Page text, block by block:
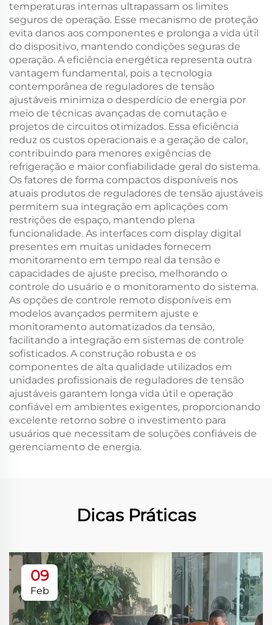
temperaturas internas ultrapassam os limites
seguros de operação. Esse mecanismo de proteção
evita danos aos componentes e prolonga a vida útil
do dispositivo, mantendo condições seguras de
operação. A eficiência energética representa outra
vantagem fundamental, pois a tecnologia
contemporânea de reguladores de tensão
ajustáveis minimiza o desperdício de energia por
meio de técnicas avançadas de comutação e
projetos de circuitos otimizados. Essa eficiência
reduz os custos operacionais e a geração de calor,
contribuindo para menores exigências de
refrigeração e maior confiabilidade geral do sistema.
Os fatores de forma compactos disponíveis nos
atuais produtos de reguladores de tensão ajustáveis
permitem sua integração em aplicações com
restrições de espaço, mantendo plena
funcionalidade. As interfaces com display digital
presentes em muitas unidades fornecem
monitoramento em tempo real da tensão e
capacidades de ajuste preciso, melhorando o
controle do usuário e o monitoramento do sistema.
As opções de controle remoto disponíveis em
modelos avançados permitem ajuste e
monitoramento automatizados da tensão,
facilitando a integração em sistemas de controle
sofisticados. A construção robusta e os
componentes de alta qualidade utilizados em
unidades profissionais de reguladores de tensão
ajustáveis garantem longa vida útil e operação
confiável em ambientes exigentes, proporcionando
excelente retorno sobre o investimento para
usuários que necessitam de soluções confiáveis de
gerenciamento de energia.
Dicas Práticas
09
Feb